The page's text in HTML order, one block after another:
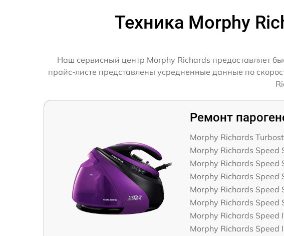
Техника Morphy
Наш сервисный центр Morphy Richards предоставляет
прайс-листе представлены усредненные данные по
Ремонт
Morphy Richards
Morphy Richards Speed
Morphy Richards
Morphy Richards Speed
Morphy Richards Speed
Morphy Richards Speed
Morphy Richards
Morphy Richards Speed